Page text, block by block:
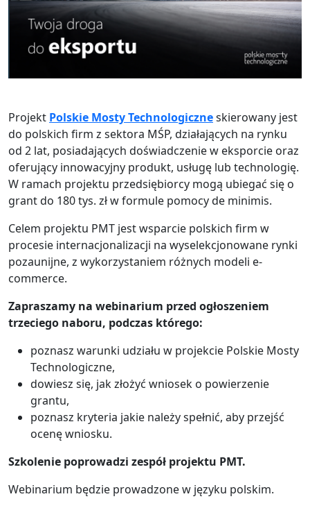
Projekt Polskie Mosty Technologiczneskierowany jest
do polskich firm z sektora MŚP, działających na rynku
od 2 lat, posiadających doświadczenie w eksporcie oraz
oferujący innowacyjny produkt, usługę lub technologię.
W ramach projektu przedsiębiorcy mogą ubiegać się o
grant do 180 tys. zł w formule pomocy de minimis.
Celem projektu PMT jest wsparcie polskich firm w
procesie internacjonalizacji na wyselekcjonowane rynki
pozaunijne, z wykorzystaniem różnych modeli e-
commerce.
Zapraszamy na webinarium przed ogłoszeniem
trzeciego naboru, podczas którego:
poznasz warunki udziału w projekcie Polskie Mosty
Technologiczne,
dowiesz się, jak złożyć wniosek o powierzenie
grantu,
poznasz kryteria jakie należy spełnić, aby przejść
ocenę wniosku.
Szkolenie poprowadzi zespół projektu PMT.
Webinarium będzie prowadzone w języku polskim.